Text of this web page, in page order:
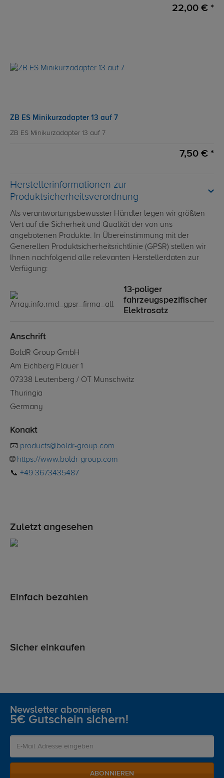
22,00 € *
ZB ES Minikurzadapter 13 auf 7
ZB ES Minikurzadapter 13 auf 7
7,50 € *
Herstellerinformationen zur
Produktsicherheitsverordnung
Als verantwortungsbewusster Händler legen wir größten
Vert auf die Sicherheit und Qualität der von uns
angebotenen Produkte. In Übereinstimmung mit der
Generellen Produktsicherheitsrichtlinie (GPSR) stellen wir
Ihnen nachfolgend alle relevanten Herstellerdaten zur
Verfügung:
13-poliger
fahrzeugspezifischer
Elektrosatz
Anschrift
BoldR Group GmbH
Am Eichberg Flauer 1
07338 Leutenberg / OT Munschwitz
Thuringia
Germany
Konakt
📧 products@boldr-group.com
🌐 https://www.boldr-group.com
📞 +49 3673435487
Zuletzt angesehen
Einfach bezahlen
Sicher einkaufen
Newsletter abonnieren
5€ Gutschein sichern!
ABONNIEREN